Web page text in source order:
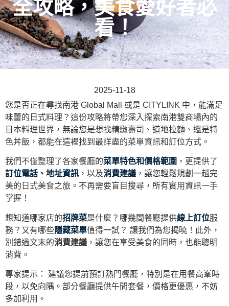
全攻略，美食愛好者必
看！
2025-11-18
您是否正在尋找南港 Global Mall 或是 CITYLINK 中，能滿足
味蕾的日式料理？這份攻略將帶您深入探索南港雙商場內的
日本料理世界，無論您是想找精緻壽司、道地拉麵、還是特
色丼飯，都能在這裡找到最詳盡的菜單資訊和訂位方式。
我們不僅整理了各家餐廳的菜單特色和價格範圍 ，更提供了
訂位電話、地址資訊 ，以及消費建議 ，讓您輕鬆規劃一趟完
美的日式美食之旅。不再需要盲目搜尋，所有實用資訊一手
掌握！
想知道哪家店的招牌菜是什麼？哪幾間餐廳提供線上訂位服
務？又有哪些隱藏菜單值得一試？ 讓我們為您揭曉！此外，
別錯過文末的消費建議 ，讓您在享受美食的同時，也能聰明
消費。
專家提示： 建議您提前預訂熱門餐廳，特別是在用餐高峯時
段，以免向隅。部分餐廳提供午間套餐，價格更優惠，不妨
多加利用。